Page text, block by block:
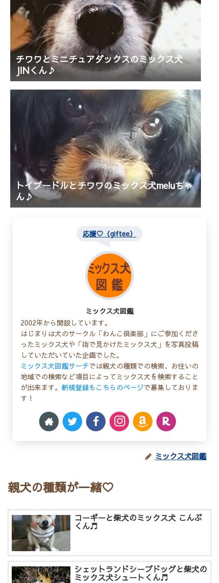
チワワとミニチュアダックスのミックス犬
JINくん♪
トイプードルとチワワのミックス犬meluちゃ
ん♪
応援♡（giftee）
ミックス犬図鑑
2002年から開設しています。
はじまりは犬のサークル「わんこ倶楽部」にご参加くださ
ったミックス犬や「街で見かけたミックス犬」を写真投稿
していただいていた企画でした。
ミックス犬図鑑サーチでは親犬の種類での検索、お住いの
地域での検索など項目によってミックス犬を検索すること
が出来ます。 新規登録もこちらのページで募集しておりま
す！
ミックス犬図鑑
親犬の種類が一緒♡
コーギーと柴犬のミックス犬 こんぶ
くん♬
シェットランドシープドッグと柴犬の
ミックス犬シュートくん♬